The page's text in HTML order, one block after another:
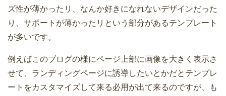
ズ性が薄かったリ、なんか好きになれないデザインだった
り、サポートが薄かったリという部分があるテンプレート
が多いです。
例えばこのブログの様にページ上部に画像を大きく表示さ
せて、ランディングページに誘導したいとかだとテンプレ
ートをカスタマイズして来る必用が出て来るのですが、も